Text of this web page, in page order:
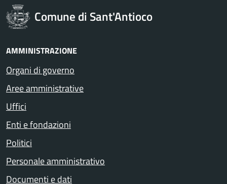
Comune di Sant'Antioco
AMMINISTRAZIONE
Organi di governo
Aree amministrative
Uffici
Enti e fondazioni
Politici
Personale amministrativo
Documenti e dati